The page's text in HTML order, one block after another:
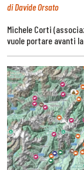
di Davide Orsato
Michele Corti
vuole portare avanti